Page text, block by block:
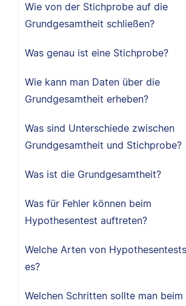
Wie von der Stichprobe auf die
Grundgesamtheit schließen?
Was genau ist eine Stichprobe?
Wie kann man Daten über die
Grundgesamtheit erheben?
Was sind Unterschiede zwischen
Grundgesamtheit und Stichprobe?
Was ist die Grundgesamtheit?
Was für Fehler können beim
Hypothesentest auftreten?
Welche Arten von
es?
Welchen Schritten sollte man beim